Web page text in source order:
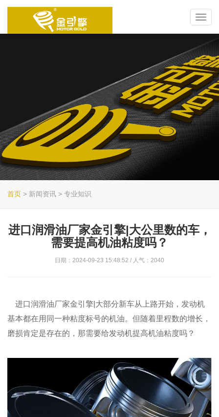
首页 > 新闻资讯 > 专业知识
进口润滑油厂家金引擎|大公里数的车，
需要提高机油粘度吗？
日期：2024-09-23 15:48:52 / 人气：2040
进口润滑油厂家金引擎|大部分新车从上路开始，发动机
基本都在用同一种粘度标号的机油。但随着里程数的增长，
磨损肯定是存在的，那需要给发动机提高机油粘度吗？